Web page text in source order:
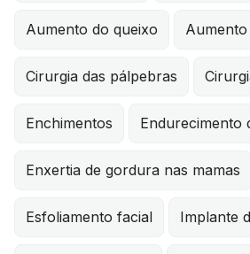
Aumento do queixo
Cirurgia das pálpebras
Enchimentos Endurecimento
Enxertia de gordura nas mamas
Esfoliamento facial Implante